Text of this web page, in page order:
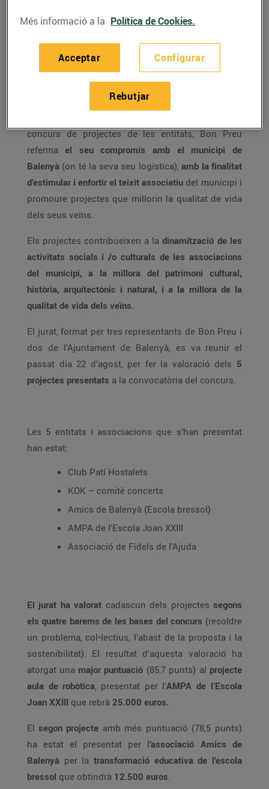
entre Bon Preu i l’Ajuntament de Balenyà
de projectes que millorin la qualitat de
vida dels veïns de Balenyà
concurs de projectes de les entitats, Bon Preu
referma el seu compromís amb el municipi de
Balenyà (on té la seva seu logística), amb la finalitat
d’estimular i enfortir el teixit associatiu del municipi i
promoure projectes que millorin la qualitat de vida
dels seus veïns.
Els projectes contribueixen a la dinamització de les
activitats socials i /o culturals de les associacions
del municipi, a la millora del patrimoni cultural,
història, arquitectònic i natural, i a la millora de la
qualitat de vida dels veïns.
El jurat, format per tres representants de Bon Preu i
dos de l’Ajuntament de Balenyà, es va reunir el
passat dia 22 d’agost, per fer la valoració dels 5
projectes presentats a la convocatòria del concurs.
Les 5 entitats i associacions que s’han presentat
han estat:
Club Patí Hostalets
KOK – comitè concerts
Amics de Balenyà (Escola bressol)
AMPA de l’Escola Joan XXIII
Associació de Fidels de l’Ajuda
El jurat ha valorat cadascun dels projectes segons
els quatre barems de les bases del concurs (resoldre
un problema, col•lectius, l’abast de la proposta i la
sostenibilitat). El resultat d’aquesta valoració ha
atorgat una major puntuació (85,7 punts) al projecte
aula de robòtica, presentat per l’AMPA de l’Escola
Joan XXIII que rebrà 25.000 euros.
El segon projecte amb més puntuació (78,5 punts)
ha estat el presentat per l’associació Amics de
Balenyà per la transformació educativa de l’escola
bressol que obtindrà 12.500 euros.
Més informació a la Política de Cookies.
Configurar
Rebutjar
Acceptar